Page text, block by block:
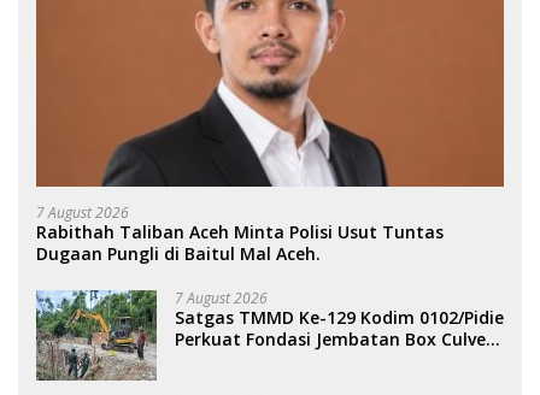
7 August 2026
Rabithah Taliban Aceh Minta Polisi Usut Tuntas
Dugaan Pungli di Baitul Mal Aceh.
7 August 2026
Satgas TMMD Ke-129 Kodim 0102/Pidie
Perkuat Fondasi Jembatan Box Culvert